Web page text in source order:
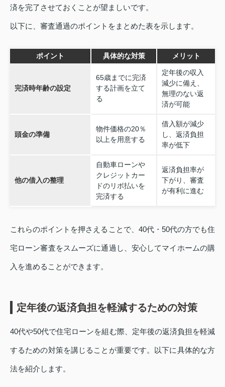
済を完了させておくことが望ましいです。
以下に、審査通過のポイントをまとめた表を示します。
ポイント 具体的な対策 メリット
完済時年齢の設定
65歳までに完済
する計画を立て
る
定年後の収入
減少に備え、
無理のない返
済が可能
頭金の準備
物件価格の20％
以上を用意する
借入額が減少
し、返済負担
率が低下
他の借入の整理
自動車ローンや
クレジットカー
ドのリボ払いを
完済する
返済負担率が
下がり、審査
が有利に進む
これらのポイントを押さえることで、40代・50代の方でも住
宅ローン審査をスムーズに通過し、安心してマイホームの購
入を進めることができます。
定年後の返済負担を軽減するための対策
40代や50代で住宅ローンを組む際、定年後の返済負担を軽減
するための対策を講じることが重要です。以下に具体的な方
法を紹介します。